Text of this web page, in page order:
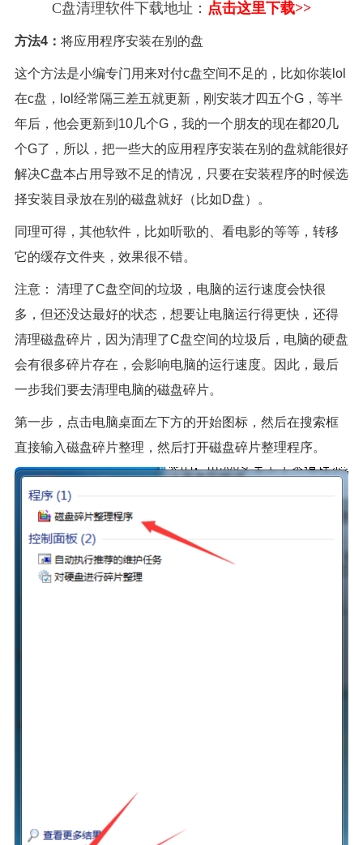
C盘清理软件下载地址： 点击这里下载>>
方法4： 将应用程序安装在别的盘
这个方法是小编专门用来对付c盘空间不足的，比如你装lol
在c盘，lol经常隔三差五就更新，刚安装才四五个G，等半
年后，他会更新到10几个G，我的一个朋友的现在都20几
个G了，所以，把一些大的应用程序安装在别的盘就能很好
解决C盘本占用导致不足的情况，只要在安装程序的时候选
择安装目录放在别的磁盘就好（比如D盘）。
同理可得，其他软件，比如听歌的、看电影的等等，转移
它的缓存文件夹，效果很不错。
注意： 清理了C盘空间的垃圾，电脑的运行速度会快很
多，但还没达最好的状态，想要让电脑运行得更快，还得
清理磁盘碎片，因为清理了C盘空间的垃圾后，电脑的硬盘
会有很多碎片存在，会影响电脑的运行速度。因此，最后
一步我们要去清理电脑的磁盘碎片。
第一步，点击电脑桌面左下方的开始图标，然后在搜索框
直接输入磁盘碎片整理，然后打开磁盘碎片整理程序。